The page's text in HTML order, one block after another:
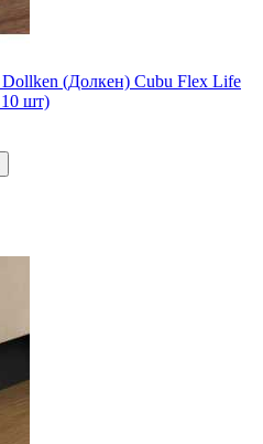
(Долкен) Cubu Flex Life
шт)